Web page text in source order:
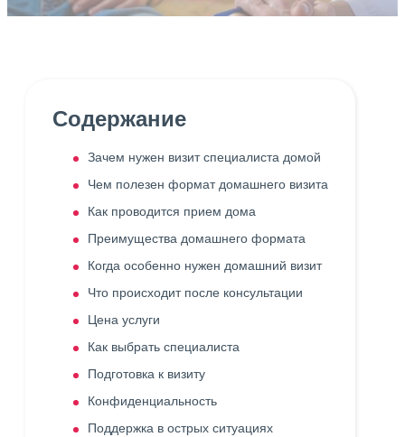
Содержание
Зачем нужен визит специалиста домой
Чем полезен формат домашнего визита
Как проводится прием дома
Преимущества домашнего формата
Когда особенно нужен домашний визит
Что происходит после консультации
Цена услуги
Как выбрать специалиста
Подготовка к визиту
Конфиденциальность
Поддержка в острых ситуациях